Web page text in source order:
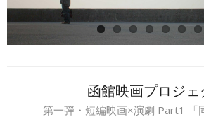
函館映画プロジェ
第一弾・短編映画×演劇 Part1 「